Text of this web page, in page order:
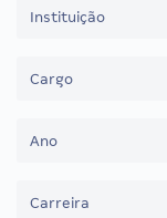
Instituição
Cargo
Ano
Carreira